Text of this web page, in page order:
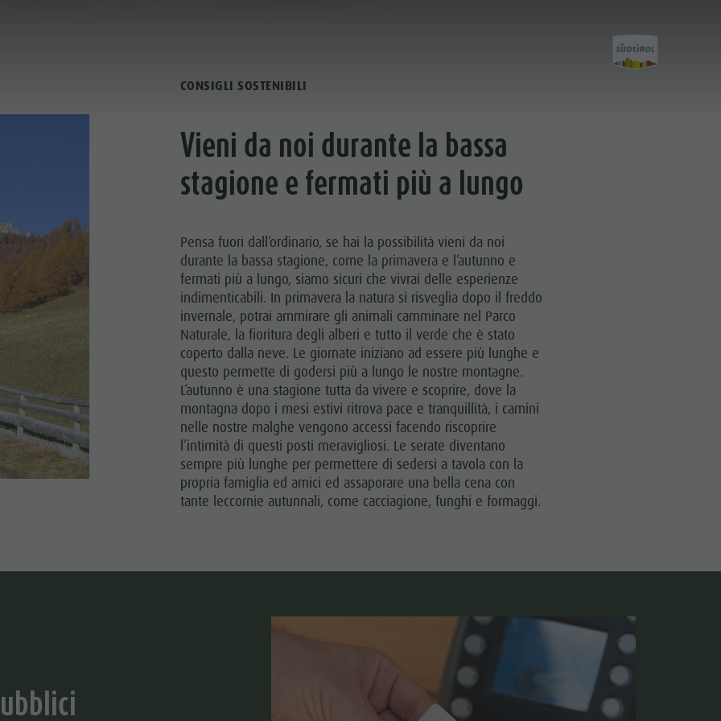
CULTURA
CORONES
Scoprire
I Paesi
Le Dolomiti
Parco Naturale Fanes-Senes-Braies
Parco Naturale Puez-Odle
Villaggio degli alpinisti Lungiarü
Cura del territorio
Cultura ladina
Musei e altre attrazioni culturali
Borgo di Pieve
PIANIFICA TROVA PRENOTA
CONSIGLI SOSTENIBILI
Vieni da noi durante la bassa
stagione e fermati più a lungo
Pensa fuori dall’ordinario, se hai la possibilità vieni da noi
durante la bassa stagione, come la primavera e l’autunno e
fermati più a lungo, siamo sicuri che vivrai delle esperienze
indimenticabili. In primavera la natura si risveglia dopo il freddo
invernale, potrai ammirare gli animali camminare nel Parco
Naturale, la fioritura degli alberi e tutto il verde che è stato
coperto dalla neve. Le giornate iniziano ad essere più lunghe e
questo permette di godersi più a lungo le nostre montagne.
L’autunno è una stagione tutta da vivere e scoprire, dove la
montagna dopo i mesi estivi ritrova pace e tranquillità, i camini
nelle nostre malghe vengono accessi facendo riscoprire
l’intimità di questi posti meravigliosi. Le serate diventano
sempre più lunghe per permettere di sedersi a tavola con la
propria famiglia ed amici ed assaporare una bella cena con
tante leccornie autunnali, come cacciagione, funghi e formaggi.